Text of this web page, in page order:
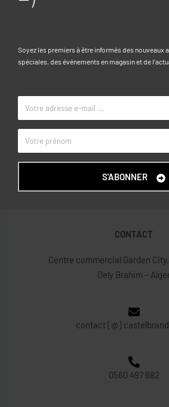
Composition:
Caractéristiques
COULEUR
MARQUE
CONTACT
Centre commercial Garden City,
Dely Brahim –
contact [@]
0560 497 682
Soyez les premiers à être informés des nouveaux
spéciales, des événements en magasin et de
S'ABONNER